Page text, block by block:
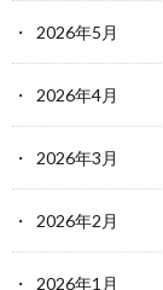
2026年5月
2026年4月
2026年3月
2026年2月
2026年1月